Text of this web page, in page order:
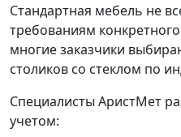
Стандартная мебель не
требованиям
многие заказчики
столиков со стеклом по
Специалисты АристМет
учетом: